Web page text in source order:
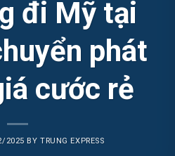
đi Mỹ tại
phát
cước rẻ
2025 BYTRUNG EXPRESS